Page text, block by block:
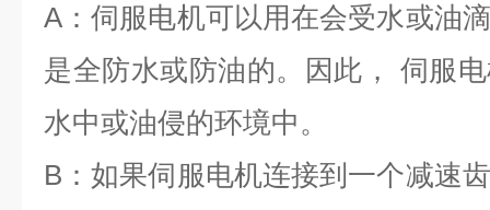
A ：伺服电机可以用在会受水或油
是全防水或防油的。因此， 伺服
水中或油侵的环境中。
B ：如果伺服电机连接到一个减速